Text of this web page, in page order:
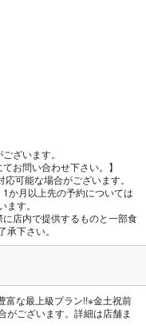
ざいます。
お問い合わせ下さい。】
可能な場合がございます。
か月以上先の予約については
す。
店内で提供するものと一部食
下さい。
富な最上級プラン!!※金土祝前
がございます。詳細は店舗ま